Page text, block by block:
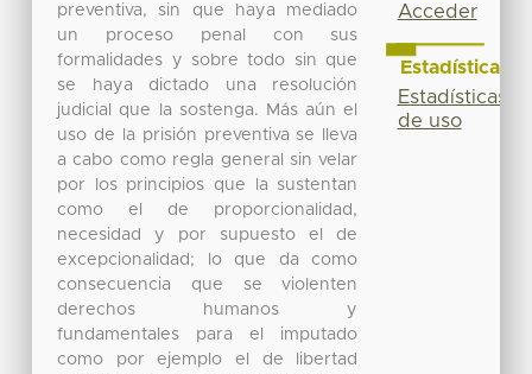
preventiva, sin que haya mediado
un proceso penal con sus
formalidades y sobre todo sin que
se haya dictado una resolución
judicial que la sostenga. Más aún el
uso de la prisión preventiva se lleva
a cabo como regla general sin velar
por los principios que la sustentan
como el de proporcionalidad,
necesidad y por supuesto el de
excepcionalidad; lo que da como
consecuencia que se violenten
derechos humanos y
fundamentales para el imputado
como por ejemplo el de libertad
Acceder
Estadísticas
Estadísticas
de uso